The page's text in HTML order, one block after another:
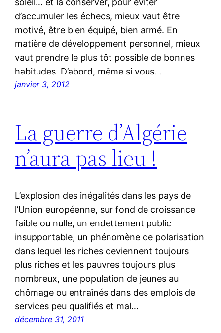
soleil… et la conserver, pour éviter
d’accumuler les échecs, mieux vaut être
motivé, être bien équipé, bien armé. En
matière de développement personnel, mieux
vaut prendre le plus tôt possible de bonnes
habitudes. D’abord, même si vous…
janvier 3, 2012
La guerre d’Algérie
n’aura pas lieu !
L’explosion des inégalités dans les pays de
l’Union européenne, sur fond de croissance
faible ou nulle, un endettement public
insupportable, un phénomène de polarisation
dans lequel les riches deviennent toujours
plus riches et les pauvres toujours plus
nombreux, une population de jeunes au
chômage ou entraînés dans des emplois de
services peu qualifiés et mal…
décembre 31, 2011